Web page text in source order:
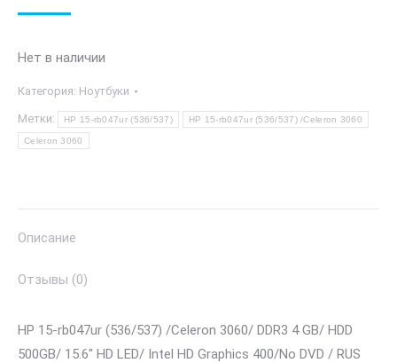
Нет в наличии
Категория: Ноутбуки
Метки: HP 15-rb047ur (536/537) HP 15-rb047ur (536/537) /Сeleron 3060
Сeleron 3060
Описание
Отзывы (0)
HP 15-rb047ur (536/537) /Сeleron 3060/ DDR3 4 GB/ HDD
500GB/ 15.6″ HD LED/ Intel HD Graphics 400/No DVD / RUS